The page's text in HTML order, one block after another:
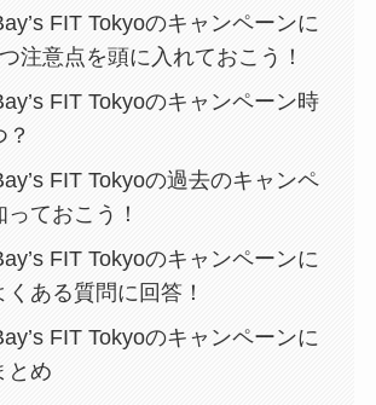
FIT Tokyoのキャンペーンに
注意点を頭に入れておこう！
FIT Tokyoのキャンペーン時
？
FIT Tokyoの過去のキャンペ
ておこう！
FIT Tokyoのキャンペーンに
くある質問に回答！
FIT Tokyoのキャンペーンに
とめ